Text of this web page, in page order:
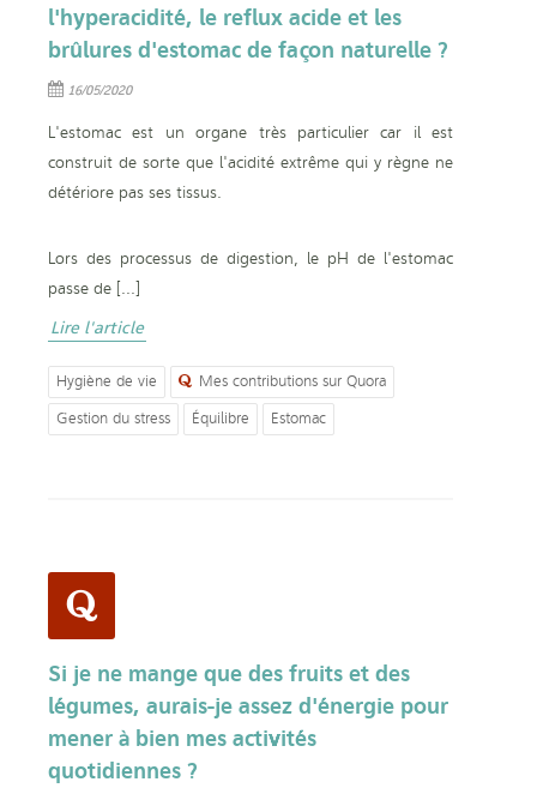
l'hyperacidité, le reflux acide et les
brûlures d'estomac de façon naturelle ?
16/05/2020
L'estomac est un organe très particulier car il est
construit de sorte que l'acidité extrême qui y règne ne
détériore pas ses tissus.
Lors des processus de digestion, le pH de l'estomac
passe de [...]
Lire l'article
Hygiène de vie
Mes contributions sur Quora
Gestion du stress
Équilibre Estomac
Si je ne mange que des fruits et des
légumes, aurais-je assez d'énergie pour
mener à bien mes activités
quotidiennes ?